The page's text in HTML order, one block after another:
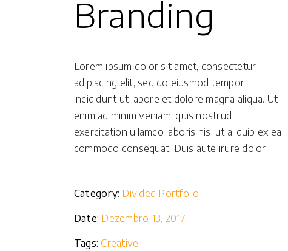
Branding
Lorem ipsum dolor sit amet, consectetur
adipiscing elit, sed do eiusmod tempor
incididunt ut labore et dolore magna aliqua. Ut
enim ad minim veniam, quis nostrud
exercitation ullamco laboris nisi ut aliquip ex ea
commodo consequat. Duis aute irure dolor.
Category: Divided Portfolio
Date: Dezembro 13, 2017
Tags: Creative